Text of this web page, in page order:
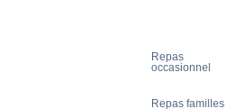
Repas
occasionnel
Repas familles